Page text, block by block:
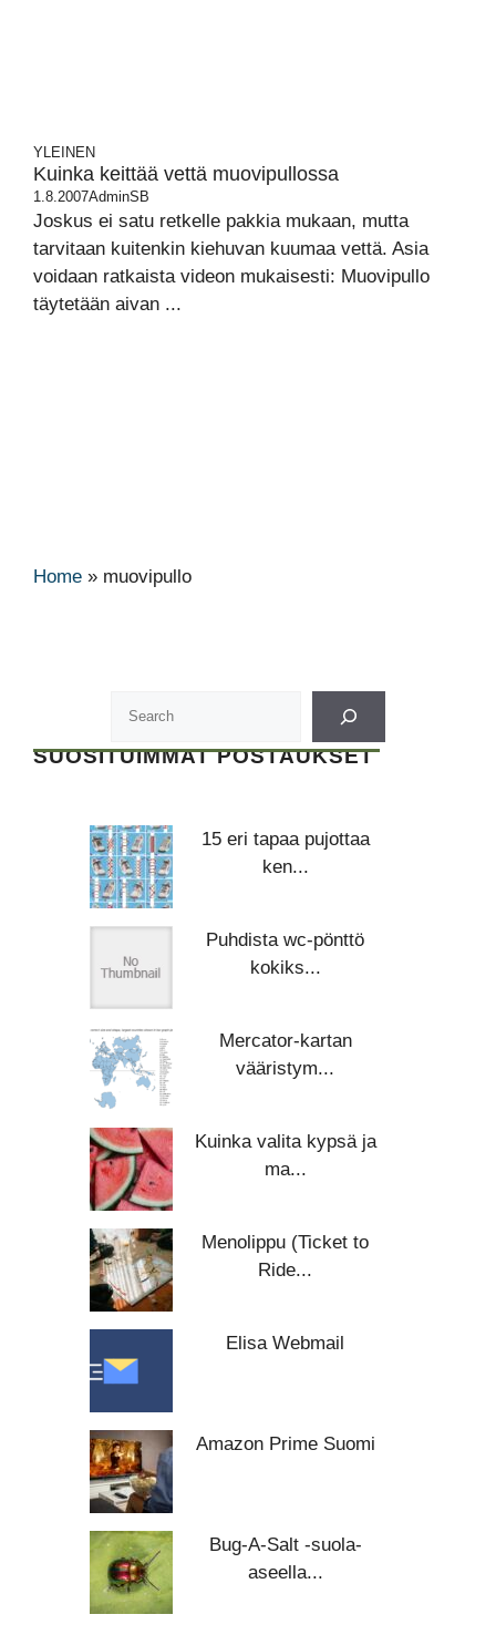
YLEINEN
Kuinka keittää vettä muovipullossa
1.8.2007AdminSB
Joskus ei satu retkelle pakkia mukaan, mutta
tarvitaan kuitenkin kiehuvan kuumaa vettä. Asia
voidaan ratkaista videon mukaisesti: Muovipullo
täytetään aivan ...
Home » muovipullo
SUOSITUIMMAT POSTAUKSET
15 eri tapaa pujottaa
ken...
Puhdista wc-pönttö
kokiks...
Mercator-kartan
vääristym...
Kuinka valita kypsä ja
ma...
Menolippu (Ticket to
Ride...
Elisa Webmail
Amazon Prime Suomi
Bug-A-Salt -suola-
aseella...